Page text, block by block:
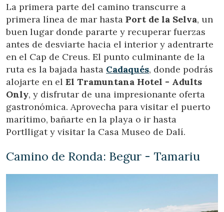
La primera parte del camino transcurre a
primera línea de mar hasta Port de la Selva, un
buen lugar donde pararte y recuperar fuerzas
antes de desviarte hacia el interior y adentrarte
en el Cap de Creus. El punto culminante de la
ruta es la bajada hasta Cadaqués, donde podrás
alojarte en el El Tramuntana Hotel - Adults
Only, y disfrutar de una impresionante oferta
gastronómica. Aprovecha para visitar el puerto
marítimo, bañarte en la playa o ir hasta
Portlligat y visitar la Casa Museo de Dalí.
Camino de Ronda: Begur - Tamariu